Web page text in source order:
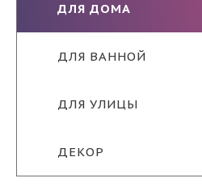
ДЛЯ ДОМА
ДЛЯ ВАННОЙ
ДЛЯ УЛИЦЫ
ДЕКОР